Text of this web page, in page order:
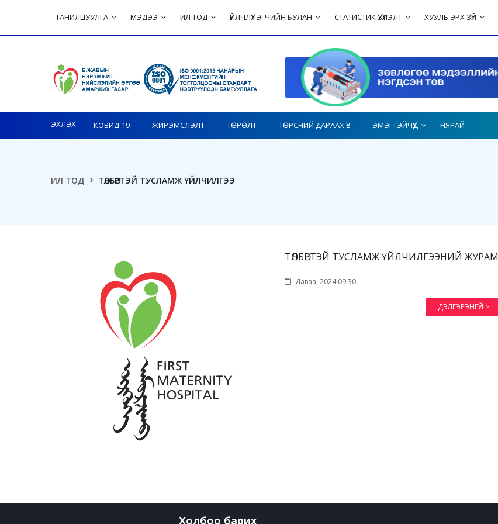
ТАНИЛЦУУЛГА МЭДЭЭ ИЛ ТОД ҮЙЛЧЛҮҮЛЭГЧИЙН БУЛАН СТАТИСТИК ҮЗҮҮЛЭЛТ ХУУЛЬ ЭРХ ЗҮЙ
Toggle navigation
ЭХЛЭХ КОВИД-19 ЖИРЭМСЛЭЛТ ТӨРӨЛТ ТӨРСНИЙ ДАРААХ ҮЕ ЭМЭГТЭЙЧҮҮД НЯРАЙ
ИЛ ТОД ТӨЛБӨРТЭЙ ТУСЛАМЖ ҮЙЛЧИЛГЭЭ
ТӨЛБӨРТЭЙ ТУСЛАМЖ ҮЙЛЧИЛГЭЭНИЙ ЖУРАМ
Даваа, 2024.09.30
ДЭЛГЭРЭНГҮЙ >
Холбоо барих